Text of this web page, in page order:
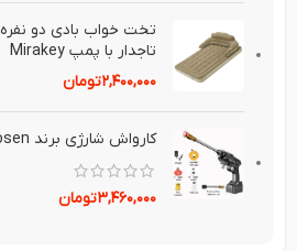
تخت خواب بادی دو نفره
تاجدار با پمپ Mirakey
۲,۴۰۰,۰۰۰تومان
کارواش شارژی برند st rosen
۳,۴۶۰,۰۰۰تومان